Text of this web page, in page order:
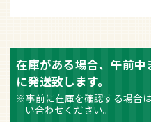
在庫がある場合、午前
に発送致します。
※事前に在庫を確認する場合
い合わせください。